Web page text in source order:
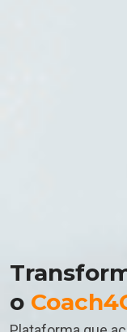
o
Plataforma que